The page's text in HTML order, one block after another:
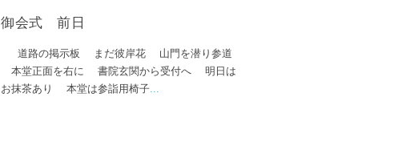
御会式 前日
道路の掲示板 まだ彼岸花 山門を潜り参道
本堂正面を右に 書院玄関から受付へ 明日は
お抹茶あり 本堂は参詣用椅子